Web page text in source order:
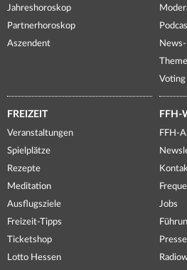
Jahreshoroskop
Partnerhoroskop
Aszendent
Voting
FREIZEIT
Veranstaltungen
Spielplätze
Rezepte
Meditation
Ausflugsziele
Freizeit-Tipps
Ticketshop
Lotto Hessen
FFH-
FFH-
Jobs
Presse